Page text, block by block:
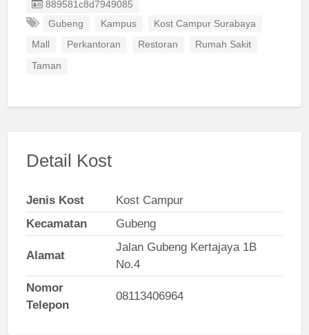
Listing ID
889581c8d7949085
Gubeng
Kampus Kost Campur Surabaya
Mall Perkantoran Restoran Rumah Sakit
Taman
Detail Kost
Jenis Kost
Kost Campur
Kecamatan
Gubeng
Alamat
Jalan Gubeng Kertajaya 1B
No.4
Nomor
Telepon
08113406964